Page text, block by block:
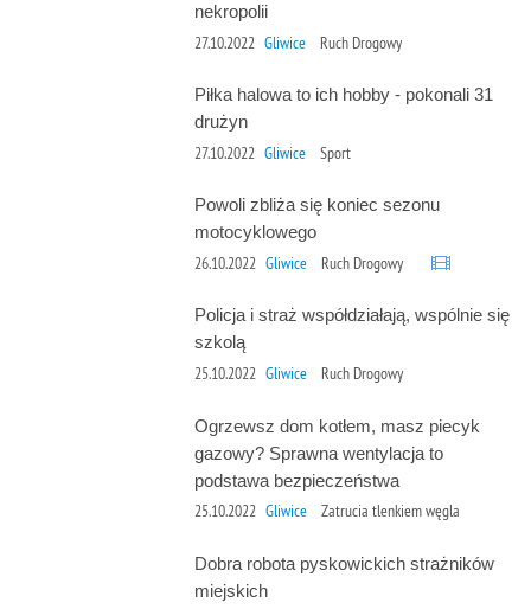
nekropolii
27.10.2022 Gliwice Ruch Drogowy
Piłka halowa to ich hobby - pokonali 31
drużyn
27.10.2022 Gliwice Sport
Powoli zbliża się koniec sezonu
motocyklowego
26.10.2022 Gliwice Ruch Drogowy
Policja i straż współdziałają, wspólnie się
szkolą
25.10.2022 Gliwice Ruch Drogowy
Ogrzewsz dom kotłem, masz piecyk
gazowy? Sprawna wentylacja to
podstawa bezpieczeństwa
25.10.2022 Gliwice Zatrucia tlenkiem węgla
Dobra robota pyskowickich strażników
miejskich